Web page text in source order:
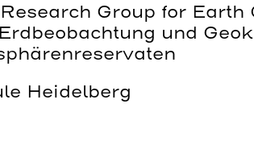
Group for Earth
und
Heidelberg